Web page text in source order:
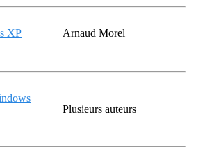
XP
Arnaud Morel
Plusieurs auteurs